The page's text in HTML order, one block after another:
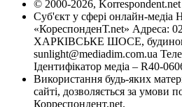
© 2000-2026, Korrespondent.net
Суб'єкт у сфері онлайн-медіа
«КореспонденТ.net» Адреса:
ХАРКІВСЬКЕ ШОСЕ, будинок
sunlight@mediadim.com.ua
Ідентифікатор медіа – R40-
Використання будь-яких
сайті, дозволяється за умови
Корреспондент.net.